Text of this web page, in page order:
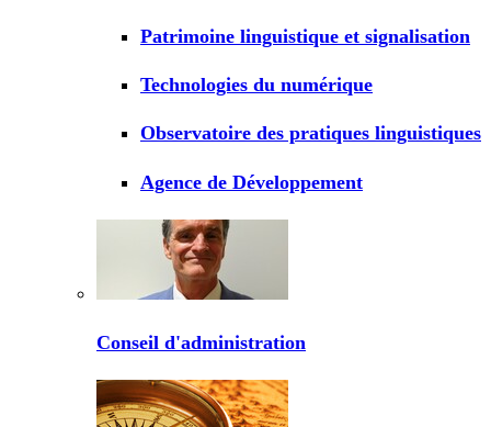
Patrimoine linguistique et signalisation
Technologies du numérique
Observatoire des pratiques linguistiques
Agence de Développement
Conseil d'administration